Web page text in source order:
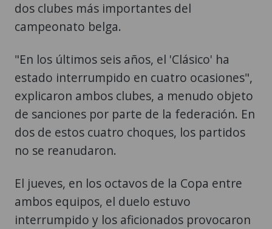
dos clubes más importantes del
campeonato belga.
"En los últimos seis años, el 'Clásico' ha
estado interrumpido en cuatro ocasiones",
explicaron ambos clubes, a menudo objeto
de sanciones por parte de la federación. En
dos de estos cuatro choques, los partidos
no se reanudaron.
El jueves, en los octavos de la Copa entre
ambos equipos, el duelo estuvo
interrumpido y los aficionados provocaron